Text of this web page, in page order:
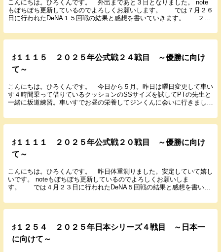
こんにちは。ひろくんです。 外出まであと３日となりました。 note
もぼちぼち更新しているのでよろしくお願いします。 では７月２６
日に行われたDeNA１５回戦の結果と感想を書いていきます。 ２０
♯１１１５ ２０２５年公式戦２４戦目 ～優勝に向け
て～
こんにちは。ひろくんです。 今日から５月。昨日は曜日変更して車い
す４時間乗って借りているクッションのSSサイズを試してPTの先生と
一緒に坂道練習。車いすでお昼の栄養してジンくんに会いに行きまし
♯１１１１ ２０２５年公式戦２０戦目 ～優勝に向け
て～
こんにちは。ひろくんです。 昨日体重測りました。安定していて嬉し
いです。 noteもぼちぼち更新しているのでよろしくお願いしま
す。 では４月２３日に行われたDeNA５回戦の結果と感想を書いて
♯１２５４ ２０２５年日本シリーズ４戦目 ～日本一
に向けて～